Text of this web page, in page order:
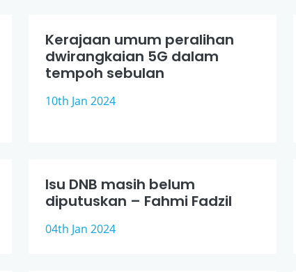
Kerajaan umum peralihan
dwirangkaian 5G dalam
tempoh sebulan
10th Jan 2024
Isu DNB masih belum
diputuskan – Fahmi Fadzil
04th Jan 2024